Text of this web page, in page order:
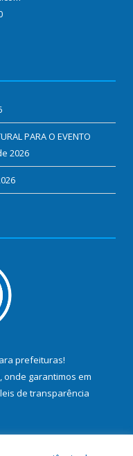
PARA O EVENTO
2026
prefeituras!
onde garantimos em
leis de transparência